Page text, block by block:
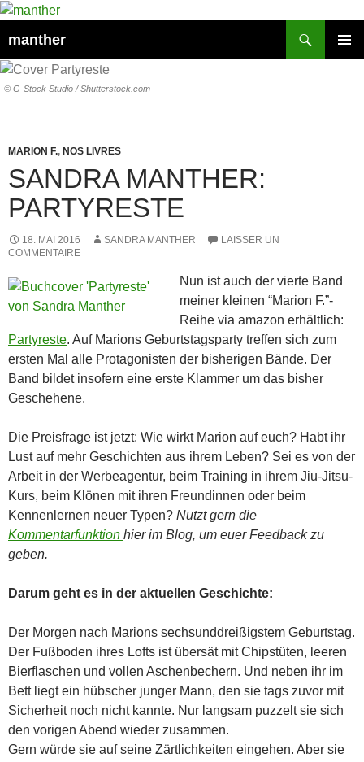
manther
AU
CONTENU
© G-Stock Studio / Shutterstock.com
MARION F., NOS LIVRES
SANDRA MANTHER:
PARTYRESTE
18. MAI 2016 SANDRA MANTHER
LAISSER UN
COMMENTAIRE
Nun ist auch der vierte Band
meiner kleinen “Marion F.”-
Reihe via amazon erhältlich:
Partyreste. Auf Marions Geburtstagsparty treffen sich zum
ersten Mal alle Protagonisten der bisherigen Bände. Der
Band bildet insofern eine erste Klammer um das bisher
Geschehene.
Die Preisfrage ist jetzt: Wie wirkt Marion auf euch? Habt ihr
Lust auf mehr Geschichten aus ihrem Leben? Sei es von der
Arbeit in der Werbeagentur, beim Training in ihrem Jiu-Jitsu-
Kurs, beim Klönen mit ihren Freundinnen oder beim
Kennenlernen neuer Typen? Nutzt gern die
Kommentarfunktion hier im Blog, um euer Feedback zu
geben.
Darum geht es in der aktuellen Geschichte:
Der Morgen nach Marions sechsunddreißigstem Geburtstag.
Der Fußboden ihres Lofts ist übersät mit Chipstüten, leeren
Bierflaschen und vollen Aschenbechern. Und neben ihr im
Bett liegt ein hübscher junger Mann, den sie tags zuvor mit
Sicherheit noch nicht kannte. Nur langsam puzzelt sie sich
den vorigen Abend wieder zusammen.
Gern würde sie auf seine Zärtlichkeiten eingehen. Aber sie